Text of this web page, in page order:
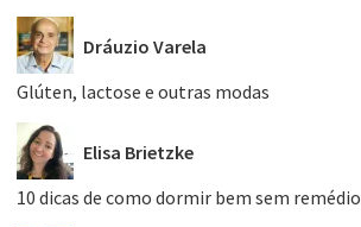
Dráuzio Varela
Glúten, lactose e outras modas
Elisa Brietzke
10 dicas de como dormir bem sem remédio